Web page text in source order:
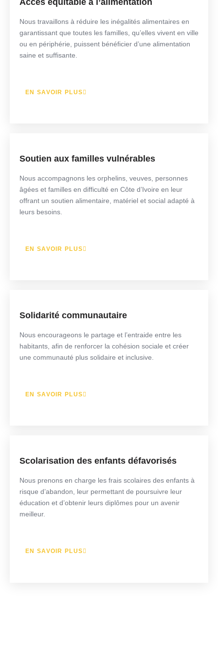
Accès équitable à l’alimentation
Nous travaillons à réduire les inégalités alimentaires en
garantissant que toutes les familles, qu’elles vivent en ville
ou en périphérie, puissent bénéficier d’une alimentation
saine et suffisante.
EN SAVOIR PLUS
Soutien aux familles vulnérables
Nous accompagnons les orphelins, veuves, personnes
âgées et familles en difficulté en Côte d’Ivoire en leur
offrant un soutien alimentaire, matériel et social adapté à
leurs besoins.
EN SAVOIR PLUS
Solidarité communautaire
Nous encourageons le partage et l’entraide entre les
habitants, afin de renforcer la cohésion sociale et créer
une communauté plus solidaire et inclusive.
EN SAVOIR PLUS
Scolarisation des enfants défavorisés
Nous prenons en charge les frais scolaires des enfants à
risque d’abandon, leur permettant de poursuivre leur
éducation et d’obtenir leurs diplômes pour un avenir
meilleur.
EN SAVOIR PLUS